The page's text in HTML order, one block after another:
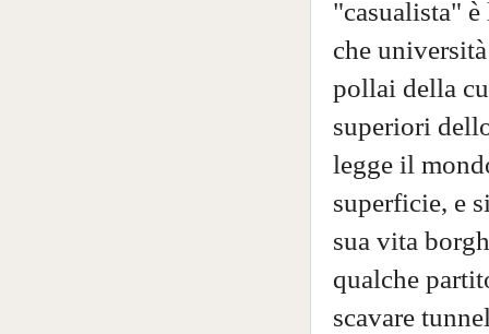
"casualista"
che
pollai della
superiori
legge il
superficie, e
sua vita
qualche
scavare